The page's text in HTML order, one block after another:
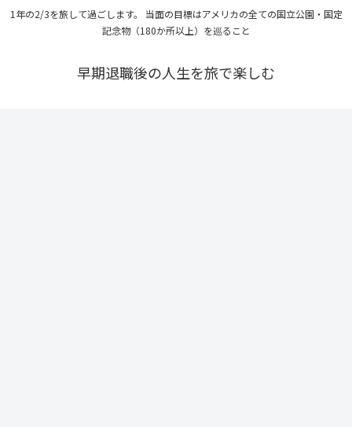
1年の2/3を旅して過ごします。 当面の目標はアメリカの全ての国立公園・国定
記念物（180か所以上）を巡ること
早期退職後の人生を旅で楽しむ